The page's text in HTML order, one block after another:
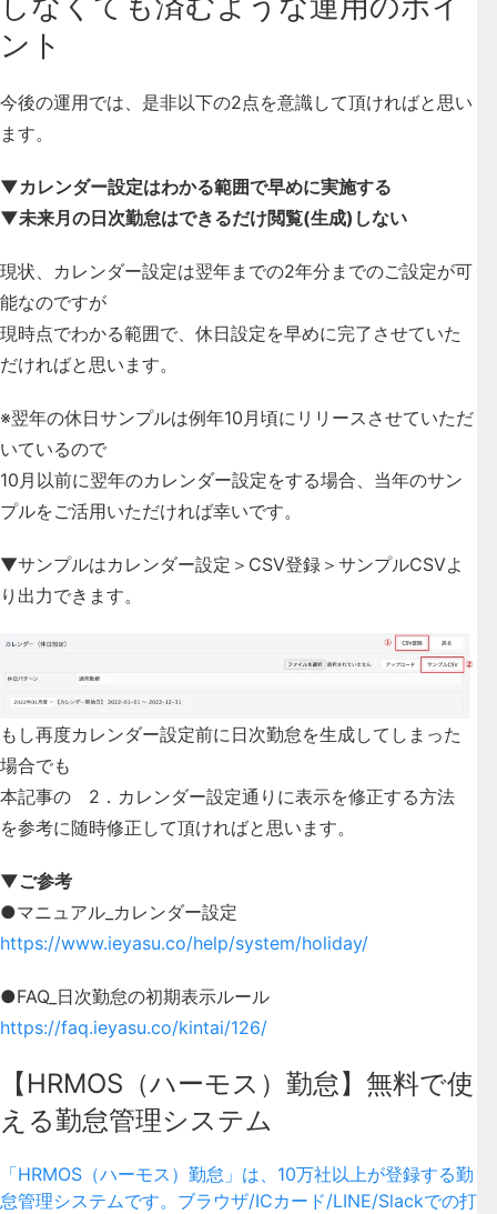
ント
今後の運用では、是非以下の2点を意識して頂ければと思い
ます。
▼カレンダー設定はわかる範囲で早めに実施する
▼未来月の日次勤怠はできるだけ閲覧(生成)しない
現状、カレンダー設定は翌年までの2年分までのご設定が可
能なのですが
現時点でわかる範囲で、休日設定を早めに完了させていた
だければと思います。
※翌年の休日サンプルは例年10月頃にリリースさせていただ
いているので
10月以前に翌年のカレンダー設定をする場合、当年のサン
プルをご活用いただければ幸いです。
▼サンプルはカレンダー設定＞CSV登録＞サンプルCSVよ
り出力できます。
もし再度カレンダー設定前に日次勤怠を生成してしまった
場合でも
本記事の 2．カレンダー設定通りに表示を修正する方法
を参考に随時修正して頂ければと思います。
▼ご参考
●マニュアル_カレンダー設定
https://www.ieyasu.co/help/system/holiday/
●FAQ_日次勤怠の初期表示ルール
https://faq.ieyasu.co/kintai/126/
【HRMOS（ハーモス）勤怠】無料で使
える勤怠管理システム
「HRMOS（ハーモス）勤怠」は、10万社以上が登録する勤
怠管理システムです。ブラウザ/ICカード/LINE/Slackでの打